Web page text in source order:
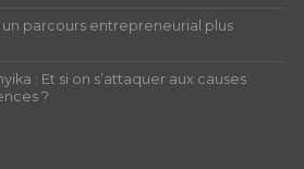
parcours entrepreneurial plus
: Et si on s’attaquer aux causes
?